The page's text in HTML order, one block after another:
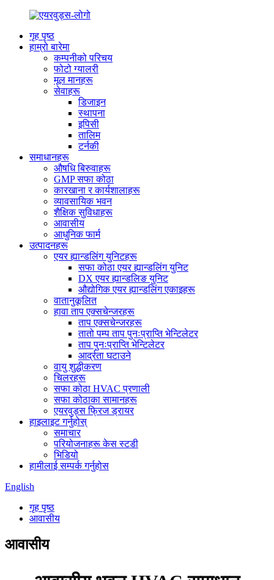
गृह पृष्ठ
हाम्रो बारेमा
कम्पनीको परिचय
फोटो ग्यालरी
मूल मानहरू
सेवाहरू
डिजाइन
स्थापना
इपिसी
तालिम
टर्नकी
समाधानहरू
औषधि बिरुवाहरू
GMP सफा कोठा
कारखाना र कार्यशालाहरू
व्यावसायिक भवन
शैक्षिक सुविधाहरू
आवासीय
आधुनिक फार्म
उत्पादनहरू
एयर ह्यान्डलिंग युनिटहरू
सफा कोठा एयर ह्यान्डलिंग युनिट
DX एयर ह्यान्डलिङ युनिट
औद्योगिक एयर ह्यान्डलिंग एकाइहरू
वातानुकूलित
हावा ताप एक्सचेन्जरहरू
ताप एक्सचेन्जरहरू
तातो पम्प ताप पुनःप्राप्ति भेन्टिलेटर
ताप पुनःप्राप्ति भेन्टिलेटर
आर्द्रता घटाउने
वायु शुद्धीकरण
चिलरहरू
सफा कोठा HVAC प्रणाली
सफा कोठाका सामानहरू
एयरवुड्स फ्रिज ड्रायर
हाइलाइट गर्नुहोस्
समाचार
परियोजनाहरू केस स्टडी
भिडियो
हामीलाई सम्पर्क गर्नुहोस
English
गृह पृष्ठ
आवासीय
आवासीय